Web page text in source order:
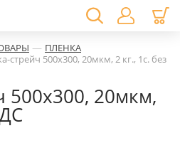
— ПЛЕНКА
стрейч 500х300, 20мкм, 2 кг., 1с. без
500х300, 20мкм,